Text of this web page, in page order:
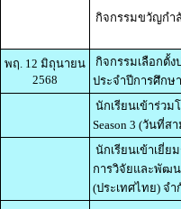
กิจกรรมขวัญกำ
พฤ. 12 มิถุนายน
2568
กิจกรรมเลือกตั้
ประจำปีการศึกษ
นักเรียนเข้าร่วม
Season 3 (วันที่ส
นักเรียนเข้าเยี่
การวิจัยและพัฒ
(ประเทศไทย) จ